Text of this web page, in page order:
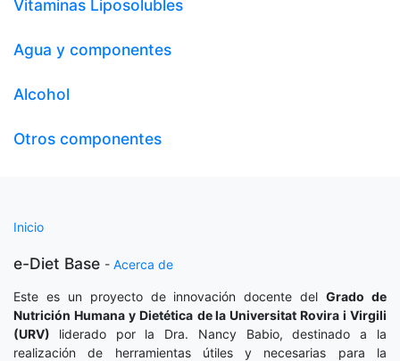
Vitaminas Liposolubles
Agua y componentes
Alcohol
Otros componentes
Inicio
e-Diet Base - Acerca de
Este es un proyecto de innovación docente delGrado de
Nutrición Humana y Dietética de la Universitat Rovira i Virgili
(URV) liderado por la Dra. Nancy Babio, destinado a la
realización de herramientas útiles y necesarias para la